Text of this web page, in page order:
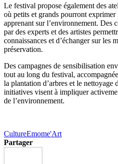
Le festival propose également des
où petits et grands pourront
apprenant sur l’environnement. Des
par des experts et des artistes
connaissances et d’échanger sur les
préservation.
Des campagnes de sensibilisation
tout au long du festival,
la plantation d’arbres et le nettoyage
initiatives visent à impliquer
de l’environnement.
CultureEmome'Art
Partager